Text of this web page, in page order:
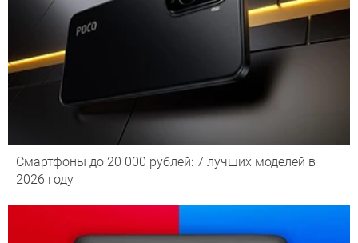
Смартфоны до 20 000 рублей: 7 лучших моделей в
2026 году